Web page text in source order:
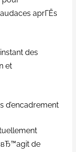
aprГЁs
des
et
d’encadrement
de